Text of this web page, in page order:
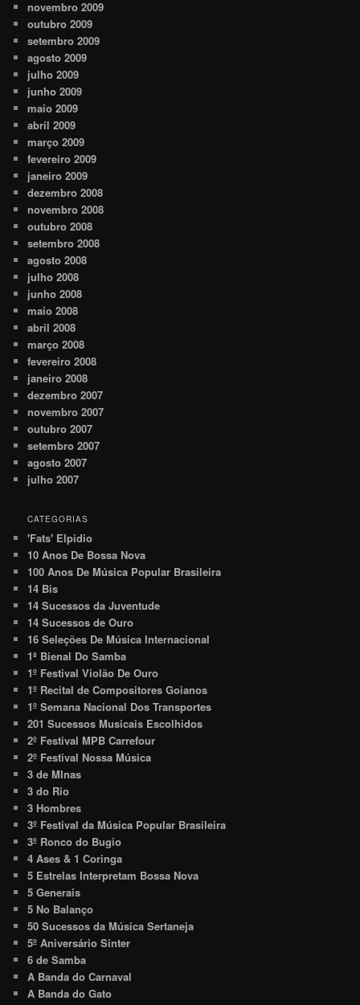
novembro 2009
outubro 2009
setembro 2009
agosto 2009
julho 2009
junho 2009
maio 2009
abril 2009
março 2009
fevereiro 2009
janeiro 2009
dezembro 2008
novembro 2008
outubro 2008
setembro 2008
agosto 2008
julho 2008
junho 2008
maio 2008
abril 2008
março 2008
fevereiro 2008
janeiro 2008
dezembro 2007
novembro 2007
outubro 2007
setembro 2007
agosto 2007
julho 2007
CATEGORIAS
'Fats' Elpidio
10 Anos De Bossa Nova
100 Anos De Música Popular Brasileira
14 Bis
14 Sucessos da Juventude
14 Sucessos de Ouro
16 Seleções De Música Internacional
1ª Bienal Do Samba
1º Festival Violão De Ouro
1º Recital de Compositores Goianos
1º Semana Nacional Dos Transportes
201 Sucessos Musicais Escolhidos
2º Festival MPB Carrefour
2º Festival Nossa Música
3 de MInas
3 do Rio
3 Hombres
3º Festival da Música Popular Brasileira
3º Ronco do Bugio
4 Ases & 1 Coringa
5 Estrelas Interpretam Bossa Nova
5 Generais
5 No Balanço
50 Sucessos da Música Sertaneja
5º Aniversário Sinter
6 de Samba
A Banda do Carnaval
A Banda do Gato